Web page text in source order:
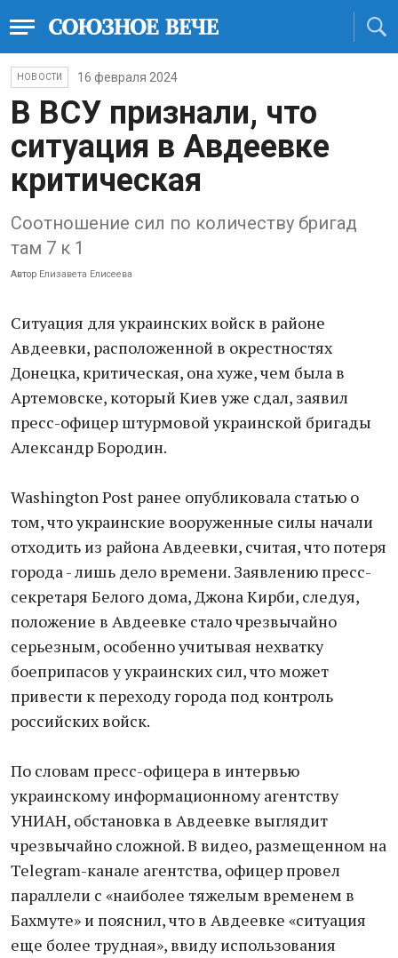
НОВОСТИ 16 февраля 2024
В ВСУ признали, что
ситуация в Авдеевке
критическая
Соотношение сил по количеству бригад
там 7 к 1
Автор Елизавета Елисеева
Ситуация для украинских войск в районе
Авдеевки, расположенной в окрестностях
Донецка, критическая, она хуже, чем была в
Артемовске, который Киев уже сдал, заявил
пресс-офицер штурмовой украинской бригады
Александр Бородин.
Washington Post ранее опубликовала статью о
том, что украинские вооруженные силы начали
отходить из района Авдеевки, считая, что потеря
города - лишь дело времени. Заявлению пресс-
секретаря Белого дома, Джона Кирби, следуя,
положение в Авдеевке стало чрезвычайно
серьезным, особенно учитывая нехватку
боеприпасов у украинских сил, что может
привести к переходу города под контроль
российских войск.
По словам пресс-офицера в интервью
украинскому информационному агентству
УНИАН, обстановка в Авдеевке выглядит
чрезвычайно сложной. В видео, размещенном на
Telegram-канале агентства, офицер провел
параллели с «наиболее тяжелым временем в
Бахмуте» и пояснил, что в Авдеевке «ситуация
еще более трудная», ввиду использования